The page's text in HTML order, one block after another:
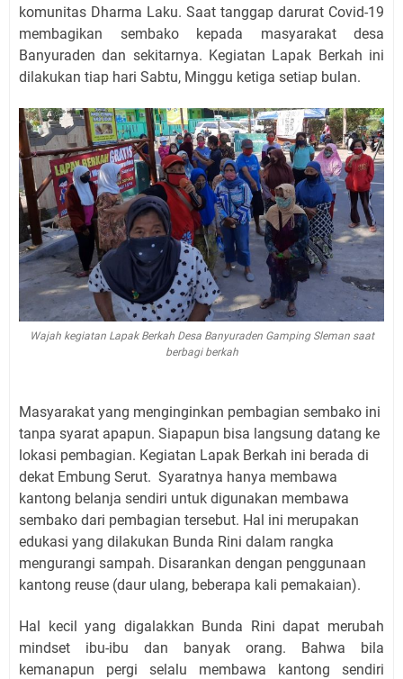
komunitas Dharma Laku. Saat tanggap darurat Covid-19
membagikan sembako kepada masyarakat desa
Banyuraden dan sekitarnya. Kegiatan Lapak Berkah ini
dilakukan tiap hari Sabtu, Minggu ketiga setiap bulan.
Wajah kegiatan Lapak Berkah Desa Banyuraden Gamping Sleman saat
berbagi berkah
Masyarakat yang menginginkan pembagian sembako ini
tanpa syarat apapun. Siapapun bisa langsung datang ke
lokasi pembagian. Kegiatan Lapak Berkah ini berada di
dekat Embung Serut. Syaratnya hanya membawa
kantong belanja sendiri untuk digunakan membawa
sembako dari pembagian tersebut. Hal ini merupakan
edukasi yang dilakukan Bunda Rini dalam rangka
mengurangi sampah. Disarankan dengan penggunaan
kantong reuse (daur ulang, beberapa kali pemakaian).
Hal kecil yang digalakkan Bunda Rini dapat merubah
mindset ibu-ibu dan banyak orang. Bahwa bila
kemanapun pergi selalu membawa kantong sendiri